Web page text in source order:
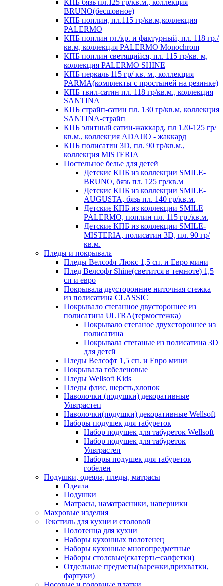
КПБ бязь пл.125 гр/кв.м., коллекция
BRUNO(бесшовное)
КПБ поплин, пл.115 гр/кв.м,коллекция
PALERMO
КПБ поплин гл./кр. и фактурный, пл. 118 гр./
кв.м, коллекция PALERMO Monochrom
КПБ поплин светящийся, пл. 115 гр/кв. м,
коллекция PALERMO SHINE
КПБ перкаль 115 гр/ кв. м., коллекция
PARMA(комплекты с простыней на резинке)
КПБ твил-сатин пл. 118 гр/кв.м., коллекция
SANTINA
КПБ страйп-сатин пл. 130 гр/кв.м, коллекция
SANTINA-страйп
КПБ элитный сатин-жаккард, пл 120-125 гр/
кв.м., коллекция ADAJIO - жаккард
КПБ полисатин 3D, пл. 90 гр/кв.м.,
коллекция MISTERIA
Постельное белье для детей
Детские КПБ из коллекции SMILE-
BRUNO, бязь пл. 125 гр/кв.м
Детские КПБ из коллекции SMILE-
AUGUSTA, бязь пл. 140 гр/кв.м.
Детские КПБ из коллекции SMILE
PALERMO, поплин пл. 115 гр./кв.м.
Детские КПБ из коллекции SMILE-
MISTERIA, полисатин 3D, пл. 90 гр/
кв.м.
Пледы и покрывала
Пледы Велсофт Люкс 1,5 сп. и Евро мини
Плед Велсофт Shine(светится в темноте) 1,5
сп и евро
Покрывала двусторонние ниточная стежка
из полисатина CLASSIC
Покрывало стеганное двустороннее из
полисатина ULTRA(термостежка)
Покрывало стеганое двухстороннее из
полисатина
Покрывала стеганые из полисатина 3D
для детей
Пледы Велсофт 1,5 сп. и Евро мини
Покрывала гобеленовые
Пледы Wellsoft Kids
Пледы флис, шерсть,хлопок
Наволочки (подушки) декоративные
Ультрастеп
Наволочки(подушки) декоративные Wellsoft
Наборы подушек для табуреток
Набор подушек для табуреток Wellsoft
Набор подушек для табуреток
Ультрастеп
Наборы подушек для табуреток
гобелен
Подушки, одеяла, пледы, матрасы
Одеяла
Подушки
Матрасы, наматрасники, наперники
Махровые изделия
Текстиль для кухни и столовой
Полотенца для кухни
Наборы кухонных полотенец
Наборы кухонные многопредметные
Наборы столовые(скатерть+салфетки)
Отдельные предметы(варежки,прихватки,
фартуки)
Носовые и головные платки